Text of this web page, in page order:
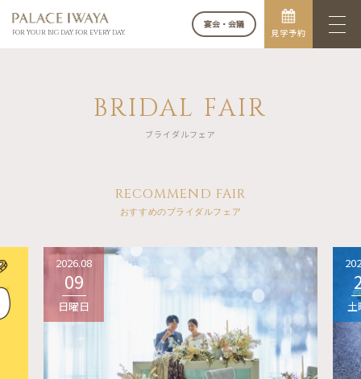
FOR YOUR BIG DAY. FOR EVERY DAY.
宴会・会議
見学予約
BRIDAL FAIR
ブライダルフェア
RECOMMEND FAIR
おすすめのブライダルフェア
2026.08
09
日曜日 土